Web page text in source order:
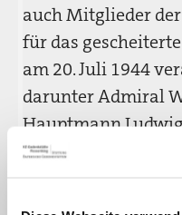
auch Mitglieder
für das
am 20. Juli 1944
darunter Admiral
Hauptmann
Generalmajor Hans